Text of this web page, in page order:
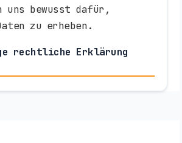
uns bewusst dafür,
zu erheben.
rechtliche Erklärung